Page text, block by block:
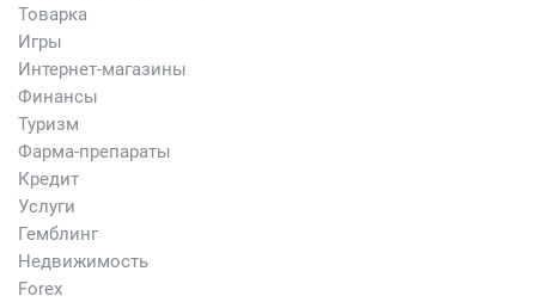
Товарка
Игры
Интернет-магазины
Финансы
Туризм
Фарма-препараты
Кредит
Услуги
Гемблинг
Недвижимость
Forex